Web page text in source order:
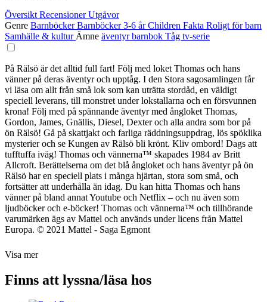
Översikt RecensionerUtgåvor
Genre BarnböckerBarnböcker 3-6 årChildren Fakta Roligt för barn
Samhälle & kultur Ämne äventyrbarnbok Tåg tv-serie
På Rälsö är det alltid full fart! Följ med loket Thomas och hans
vänner på deras äventyr och upptåg. I den Stora sagosamlingen får
vi läsa om allt från små lok som kan uträtta stordåd, en väldigt
speciell leverans, till monstret under lokstallarna och en försvunnen
krona! Följ med på spännande äventyr med ångloket Thomas,
Gordon, James, Gnällis, Diesel, Dexter och alla andra som bor på
ön Rälsö! Gå på skattjakt och farliga räddningsuppdrag, lös spöklika
mysterier och se Kungen av Rälsö bli krönt. Kliv ombord! Dags att
tufftuffa iväg! Thomas och vännerna™ skapades 1984 av Britt
Allcroft. Berättelserna om det blå ångloket och hans äventyr på ön
Rälsö har en speciell plats i många hjärtan, stora som små, och
fortsätter att underhålla än idag. Du kan hitta Thomas och hans
vänner på bland annat Youtube och Netflix – och nu även som
ljudböcker och e-böcker! Thomas och vännerna™ och tillhörande
varumärken ägs av Mattel och används under licens från Mattel
Europa. © 2021 Mattel - Saga Egmont
Visa mer
Finns att lyssna/läsa hos